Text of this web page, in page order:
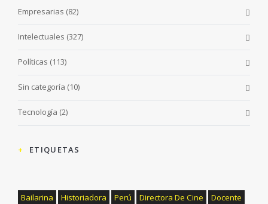
Empresarias (82)
Intelectuales (327)
Políticas (113)
Sin categoría (10)
Tecnología (2)
ETIQUETAS
Bailarina Historiadora Perú Directora De Cine
Docente